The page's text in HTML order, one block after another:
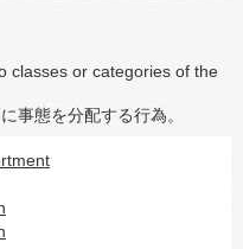
classes or categories of the
事態を分配する行為。